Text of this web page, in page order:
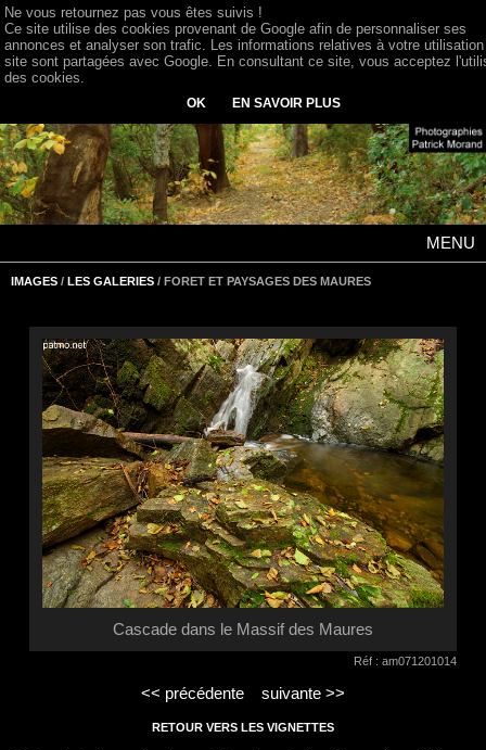
MENU
IMAGES / LES GALERIES / FORET ET PAYSAGES DES MAURES
Cascade dans le Massif des Maures
Réf : am071201014
<< précédente suivante >>
RETOUR VERS LES VIGNETTES
Ne vous retournez pas vous êtes suivis !
Ce site utilise des cookies provenant de Google afin de personnaliser ses
annonces et analyser son trafic. Les informations relatives à votre
site sont partagées avec Google. En consultant ce site, vous acceptez
des cookies.
OK EN SAVOIR PLUS